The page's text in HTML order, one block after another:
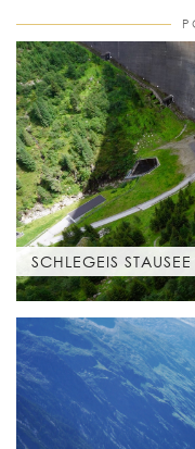
SCHLEGEIS